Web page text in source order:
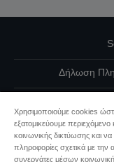
Δήλωση
Χρησιμοποιούμε cookies
εξατομικεύουμε περιεχόμενο
κοινωνικής δικτύωσης και
πληροφορίες σχετικά με
συνεργάτες μέσων